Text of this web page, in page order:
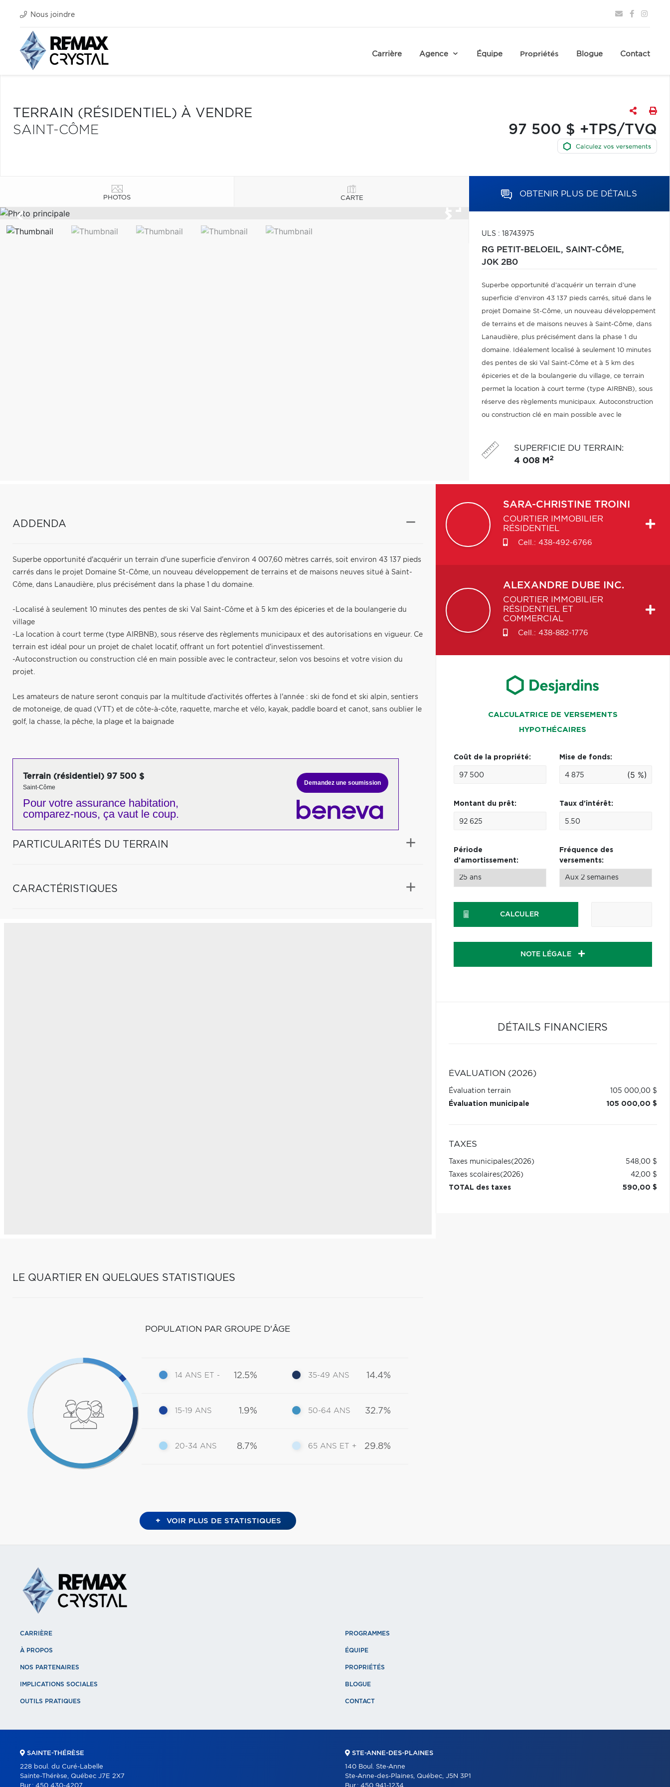
Nous joindre
Carrière Agence Équipe Propriétés Blogue Contact
TERRAIN (RÉSIDENTIEL) À VENDRE
SAINT-CÔME
97 500 $ +TPS/TVQ
PHOTOS CARTE
OBTENIR PLUS DE DÉTAILS
ULS : 18743975
RG PETIT-BELOEIL, SAINT-CÔME,
J0K 2B0
Superbe opportunité d'acquérir un terrain d'une
superficie d'environ 43 137 pieds carrés, situé dans le
projet Domaine St-Côme, un nouveau développement
de terrains et de maisons neuves à Saint-Côme, dans
Lanaudière, plus précisément dans la phase 1 du
domaine. Idéalement localisé à seulement 10 minutes
des pentes de ski Val Saint-Côme et à 5 km des
épiceries et de la boulangerie du village, ce terrain
permet la location à court terme (type AIRBNB), sous
réserve des règlements municipaux. Autoconstruction
ou construction clé en main possible avec le
par la multitude d'activités offertes.
SUPERFICIE DU TERRAIN:
4 008 M 2
ADDENDA
Superbe opportunité d'acquérir un terrain d'une superficie d'environ 4 007,60 mètres carrés, soit environ 43 137 pieds
carrés dans le projet Domaine St-Côme, un nouveau développement de terrains et de maisons neuves situé à Saint-
Côme, dans Lanaudière, plus précisément dans la phase 1 du domaine.
-Localisé à seulement 10 minutes des pentes de ski Val Saint-Côme et à 5 km des épiceries et de la boulangerie du
village
-La location à court terme (type AIRBNB), sous réserve des règlements municipaux et des autorisations en vigueur. Ce
terrain est idéal pour un projet de chalet locatif, offrant un fort potentiel d'investissement.
-Autoconstruction ou construction clé en main possible avec le contracteur, selon vos besoins et votre vision du
projet.
Les amateurs de nature seront conquis par la multitude d'activités offertes à l'année : ski de fond et ski alpin, sentiers
de motoneige, de quad (VTT) et de côte-à-côte, raquette, marche et vélo, kayak, paddle board et canot, sans oublier le
golf, la chasse, la pêche, la plage et la baignade
Terrain (résidentiel) 97 500 $
Saint-Côme
Pour votre assurance habitation,
comparez-nous, ça vaut le coup.
Demandez une soumission
PARTICULARITÉS DU TERRAIN
CARACTÉRISTIQUES
LE QUARTIER EN QUELQUES STATISTIQUES
POPULATION PAR GROUPE D'ÂGE
14 ANS ET - 12.5%
15-19 ANS 1.9%
20-34 ANS 8.7%
35-49 ANS 14.4%
50-64 ANS 32.7%
65 ANS ET + 29.8%
+ VOIR PLUS DE STATISTIQUES
SARA-CHRISTINE TROINI
COURTIER IMMOBILIER
RÉSIDENTIEL
Cell.: 438-492-6766
ALEXANDRE DUBE INC.
COURTIER IMMOBILIER
RÉSIDENTIEL ET
COMMERCIAL
Cell.: 438-882-1776
CALCULATRICE DE VERSEMENTS
HYPOTHÉCAIRES
Coût de la propriété: Mise de fonds:
(5 %)
Montant du prêt: Taux d'intérêt:
Période
d'amortissement:
Fréquence des
versements:
CALCULER
NOTE LÉGALE
DÉTAILS FINANCIERS
ÉVALUATION (2026)
Évaluation terrain
105 000,00 $
Évaluation municipale
105 000,00 $
TAXES
Taxes municipales(2026)
548,00 $
Taxes scolaires(2026)
42,00 $
TOTAL des taxes
590,00 $
CARRIÈRE
À PROPOS
NOS PARTENAIRES
IMPLICATIONS SOCIALES
OUTILS PRATIQUES
PROGRAMMES
ÉQUIPE
PROPRIÉTÉS
BLOGUE
CONTACT
SAINTE-THÉRÈSE
228 boul. du Curé-Labelle
Sainte-Thérèse, Québec J7E 2X7
STE-ANNE-DES-PLAINES
140 Boul. Ste-Anne
Ste-Anne-des-Plaines, Québec, J5N 3P1